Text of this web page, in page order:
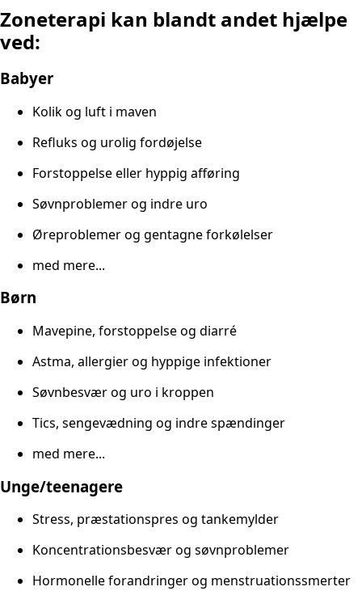
Zoneterapi kan blandt andet hjælpe
ved:
Babyer
Kolik og luft i maven
Refluks og urolig fordøjelse
Forstoppelse eller hyppig afføring
Søvnproblemer og indre uro
Øreproblemer og gentagne forkølelser
med mere...
Børn
Mavepine, forstoppelse og diarré
Astma, allergier og hyppige infektioner
Søvnbesvær og uro i kroppen
Tics, sengevædning og indre spændinger
med mere...
Unge/teenagere
Stress, præstationspres og tankemylder
Koncentrationsbesvær og søvnproblemer
Hormonelle forandringer og menstruationssmerter